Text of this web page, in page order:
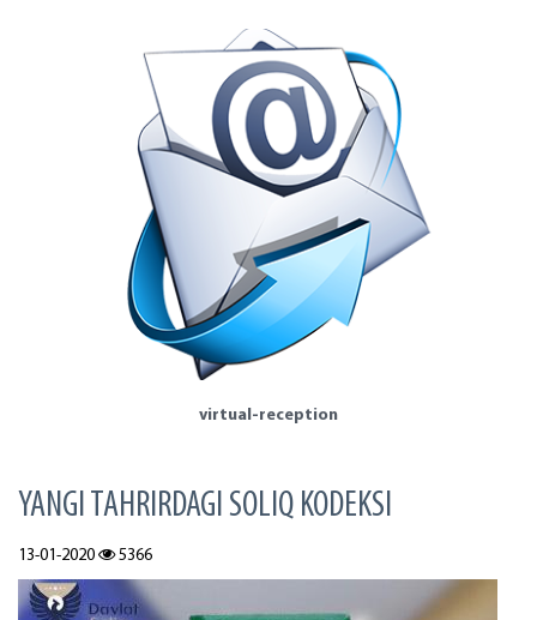
virtual-reception
YANGI TAHRIRDAGI SOLIQ KODEKSI
13-01-2020 5366